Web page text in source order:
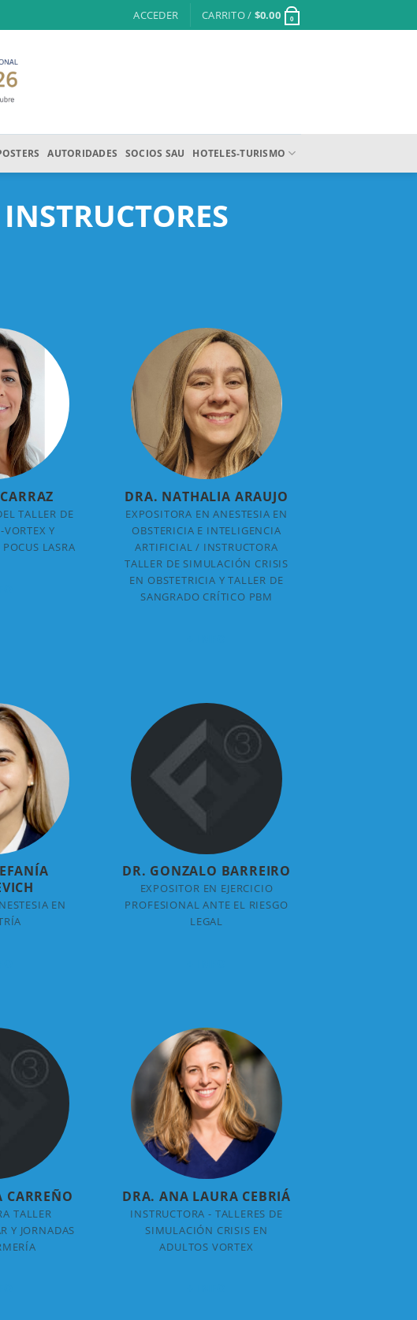
ACCEDER CARRITO / $0.00 0
AUTORIDADES SOCIOS SAU HOTELES-TURISMO
TALLER DE
Y
LASRA
DRA. NATHALIA ARAUJO
EXPOSITORA EN ANESTESIA EN
OBSTERICIA E INTELIGENCIA
ARTIFICIAL / INSTRUCTORA
TALLER DE SIMULACIÓN CRISIS
EN OBSTETRICIA Y TALLER DE
SANGRADO CRÍTICO PBM
EN
DR. GONZALO BARREIRO
EXPOSITOR EN EJERCICIO
PROFESIONAL ANTE EL RIESGO
LEGAL
CARREÑO
TALLER
Y JORNADAS
DRA. ANA LAURA CEBRIÁ
INSTRUCTORA - TALLERES DE
SIMULACIÓN CRISIS EN
ADULTOS VORTEX